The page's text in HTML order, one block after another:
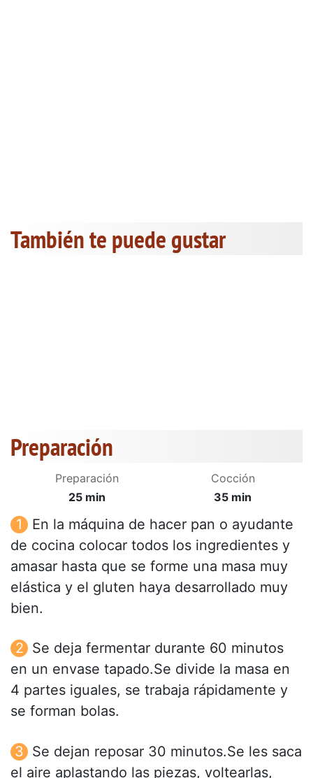
También te puede gustar
Preparación
Preparación
25 min
Cocción
35 min
En la máquina de hacer pan o ayudante
de cocina colocar todos los ingredientes y
amasar hasta que se forme una masa muy
elástica y el gluten haya desarrollado muy
bien.
Se deja fermentar durante 60 minutos
en un envase tapado.Se divide la masa en
4 partes iguales, se trabaja rápidamente y
se forman bolas.
Se dejan reposar 30 minutos.Se les saca
el aire aplastando las piezas, voltearlas,